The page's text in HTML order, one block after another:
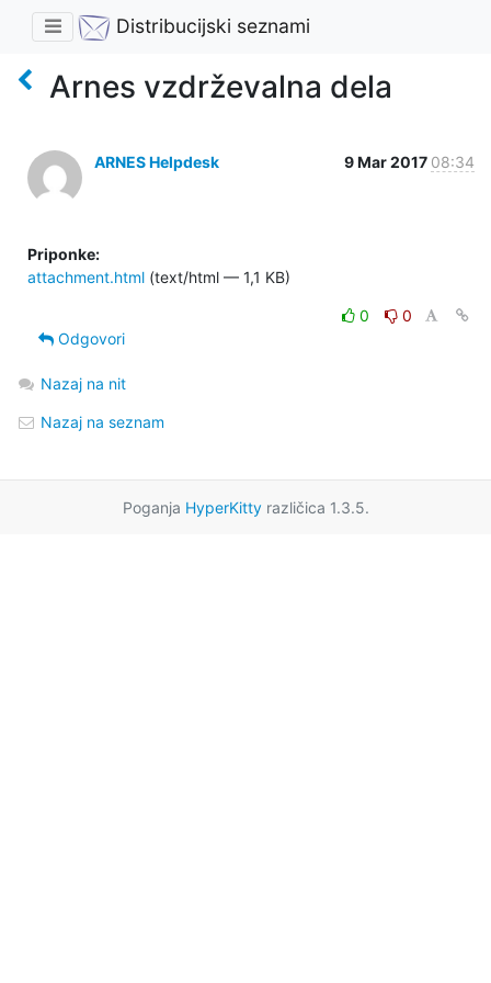
Distribucijski seznami
Arnes vzdrževalna dela
ARNES Helpdesk 9 Mar 2017 08:34
Priponke:
attachment.html (text/html — 1,1 KB)
0
0
Odgovori
Nazaj na nit
Nazaj na seznam
Poganja HyperKittyrazličica 1.3.5.